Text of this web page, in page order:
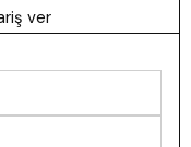
ver